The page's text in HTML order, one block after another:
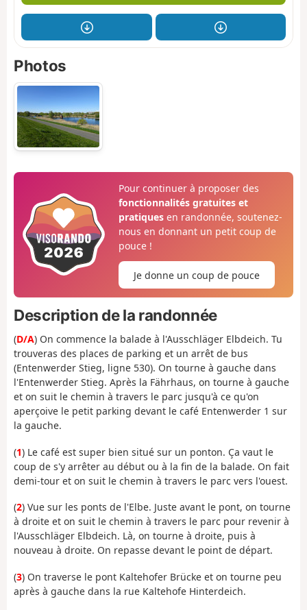
Photos
Pour continuer à proposer des
fonctionnalités gratuites et
pratiquesen randonnée, soutenez-
nous en donnant un petit coup de
pouce !
Je donne un coup de pouce
Description de la randonnée
(D/A) On commence la balade à l'Ausschläger Elbdeich. Tu
trouveras des places de parking et un arrêt de bus
(Entenwerder Stieg, ligne 530). On tourne à gauche dans
l'Entenwerder Stieg. Après la Fährhaus, on tourne à gauche
et on suit le chemin à travers le parc jusqu'à ce qu'on
aperçoive le petit parking devant le café Entenwerder 1 sur
la gauche.
(1) Le café est super bien situé sur un ponton. Ça vaut le
coup de s'y arrêter au début ou à la fin de la balade. On fait
demi-tour et on suit le chemin à travers le parc vers l'ouest.
(2) Vue sur les ponts de l'Elbe. Juste avant le pont, on tourne
à droite et on suit le chemin à travers le parc pour revenir à
l'Ausschläger Elbdeich. Là, on tourne à droite, puis à
nouveau à droite. On repasse devant le point de départ.
(3) On traverse le pont Kaltehofer Brücke et on tourne peu
après à gauche dans la rue Kaltehofe Hinterdeich.